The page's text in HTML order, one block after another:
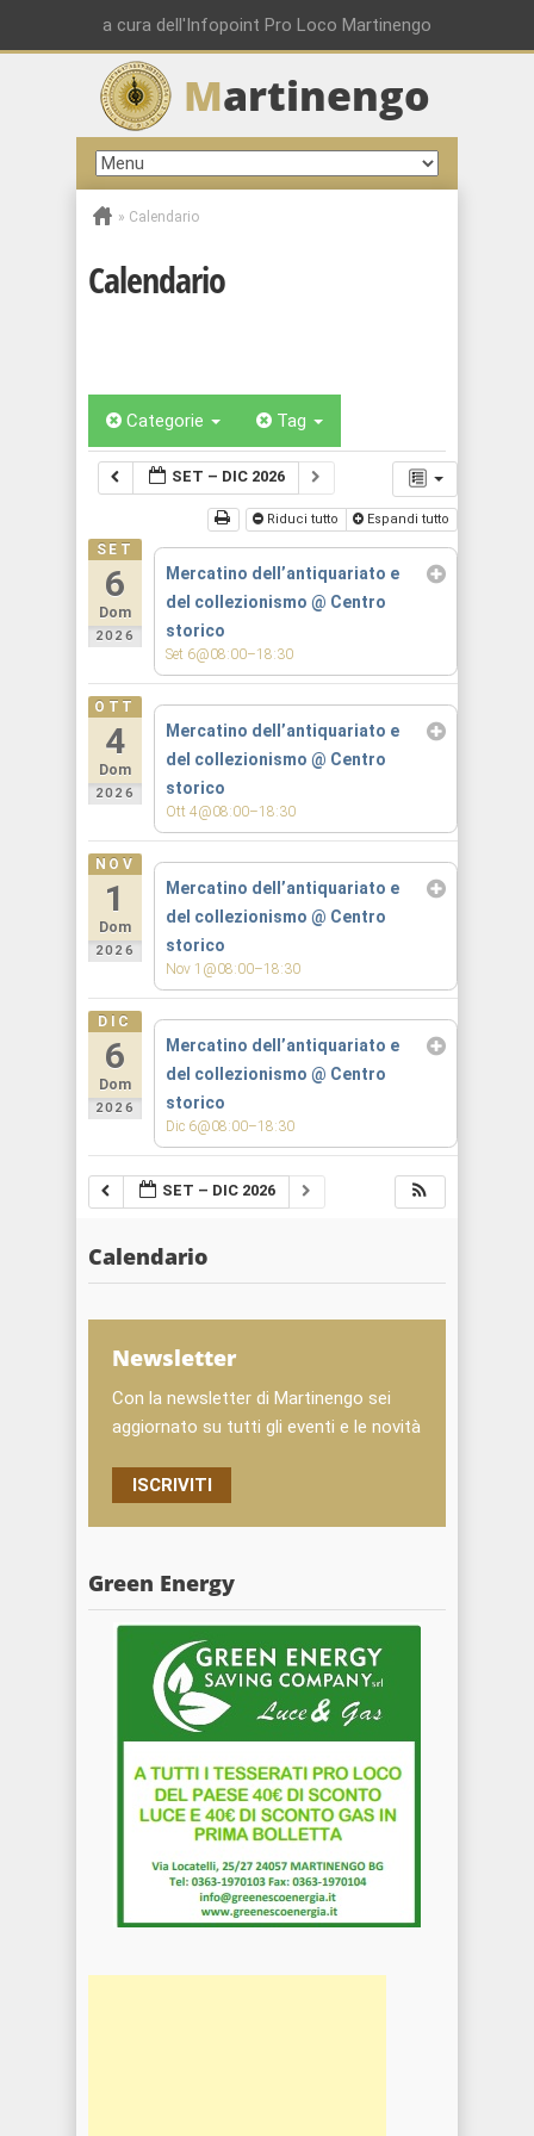
a cura dell'Infopoint Pro Loco Martinengo
Martinengo
» Calendario
Calendario
Categorie Tag
SET – DIC 2026
Riduci tutto Espandi tutto
SET
6
Dom
2026
Mercatino dell’antiquariato e
del collezionismo @ Centro
storico
Set 6@08:00–18:30
OTT
4
Dom
2026
Mercatino dell’antiquariato e
del collezionismo @ Centro
storico
Ott 4@08:00–18:30
NOV
1
Dom
2026
Mercatino dell’antiquariato e
del collezionismo @ Centro
storico
Nov 1@08:00–18:30
DIC
6
Dom
2026
Mercatino dell’antiquariato e
del collezionismo @ Centro
storico
Dic 6@08:00–18:30
SET – DIC 2026
Calendario
Newsletter
Con la newsletter di Martinengo sei
aggiornato su tutti gli eventi e le novità
ISCRIVITI
Green Energy